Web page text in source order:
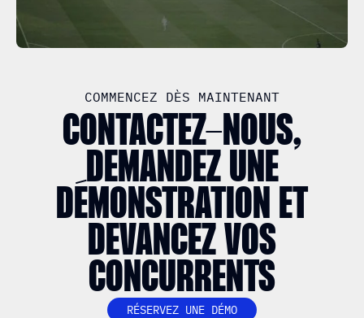
COMMENCEZ DÈS MAINTENANT
CONTACTEZ-NOUS,
DEMANDEZ UNE
DÉMONSTRATION ET
DEVANCEZ VOS
CONCURRENTS
RÉSERVEZ UNE DÉMO